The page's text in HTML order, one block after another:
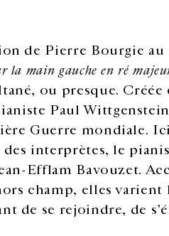
de Pierre Bourgie au
la main gauche en ré
ou presque. Créée
Paul
Guerre mondiale.
interprètes, le
Efflam Bavouzet.
champ, elles varient
de se rejoindre, de